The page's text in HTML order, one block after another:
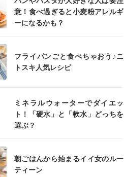
意！食べ過ぎると小麦粉アレルギ
ーになるかも？
フライパンごと食べちゃおう♪ニ
トスキ人気レシピ
ミネラルウォーターでダイエッ
ト！「硬水」と「軟水」どっちを
選ぶ？
朝ごはんから始まるイイ女のルー
ティーン